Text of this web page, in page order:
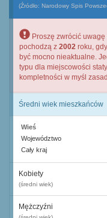
(Źródło: Narodowy Spis
Proszę zwrócić
pochodzą z 2002 roku,
być mocno nieaktualne.
typu dla miejscowości
kompletności w myśl
Średni wiek mieszkańców
Wieś
Województwo
Cały kraj
Kobiety
(średni wiek)
Mężczyźni